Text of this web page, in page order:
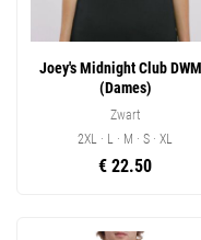
Joey's Midnight Club
(Dames)
Zwart
2XL · L · M · S · XL
€ 22.50